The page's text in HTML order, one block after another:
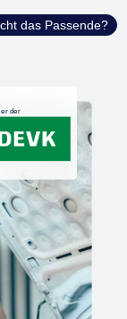
das Passende?
der